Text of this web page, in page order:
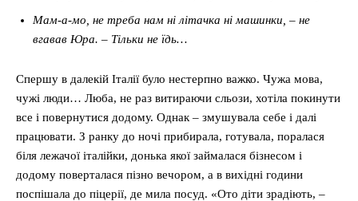
Мам-а-мо, не треба нам ні літачка ні машинки, – не
вгавав Юра. – Тільки не їдь…
Спершу в далекій Італії було нестерпно важко. Чужа мова,
чужі люди… Люба, не раз витираючи сльози, хотіла покинути
все і повернутися додому. Однак – змушувала себе і далі
працювати. З ранку до ночі прибирала, готувала, поралася
біля лежачої італійки, донька якої займалася бізнесом і
додому поверталася пізно вечором, а в вихідні години
поспішала до піцерії, де мила посуд. «Ото діти зрадіють, –